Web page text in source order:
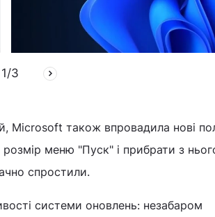
1/3
Microsoft також впровадила нові
меню "Пуск" і прибрати з
спростили.
системи оновлень: незабаром